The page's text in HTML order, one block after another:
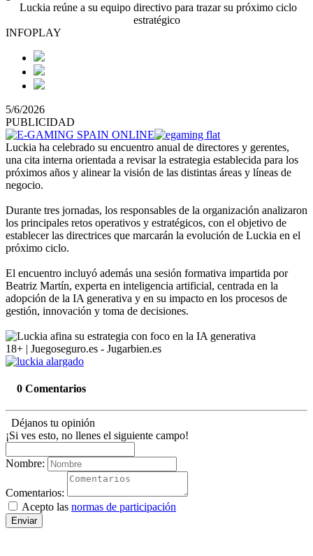
Luckia reúne a su equipo directivo para trazar su próximo ciclo
estratégico
INFOPLAY
5/6/2026
PUBLICIDAD
Luckia ha celebrado su encuentro anual de directores y gerentes,
una cita interna orientada a revisar la estrategia establecida para los
próximos años y alinear la visión de las distintas áreas y líneas de
negocio.
Durante tres jornadas, los responsables de la organización analizaron
los principales retos operativos y estratégicos, con el objetivo de
establecer las directrices que marcarán la evolución de Luckia en el
próximo ciclo.
El encuentro incluyó además una sesión formativa impartida por
Beatriz Martín, experta en inteligencia artificial, centrada en la
adopción de la IA generativa y en su impacto en los procesos de
gestión, innovación y toma de decisiones.
18+ | Juegoseguro.es - Jugarbien.es
0 Comentarios
Déjanos tu opinión
¡Si ves esto, no llenes el siguiente campo!
Nombre:
Comentarios:
Acepto las normas de participación
Enviar